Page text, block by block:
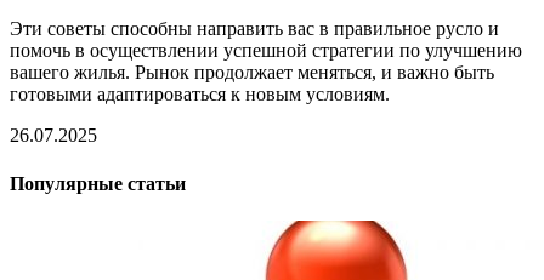
Эти советы способны направить вас в правильное русло и
помочь в осуществлении успешной стратегии по улучшению
вашего жилья. Рынок продолжает меняться, и важно быть
готовыми адаптироваться к новым условиям.
26.07.2025
Популярные статьи